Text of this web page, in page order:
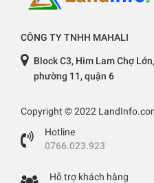
CÔNG TY TNHH MAHALI
Block C3, Him Lam Chợ
phường 11, quận 6
Copyright © 2022
Hotline
0766.023.923
Hỗ trợ khách hàng